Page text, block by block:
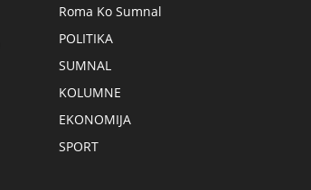
Roma Ko Sumnal
POLITIKA
SUMNAL
KOLUMNE
EKONOMIJA
SPORT